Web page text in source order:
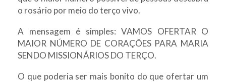
o rosário por meio do terço vivo.
A mensagem é simples: VAMOS OFERTAR O
MAIOR NÚMERO DE CORAÇÕES PARA MARIA
SENDO MISSIONÁRIOS DO TERÇO.
O que poderia ser mais bonito do que ofertar um